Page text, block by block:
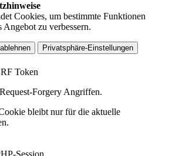
Cookies, um bestimmte Funktionen
zu verbessern.
Privatsphäre-Einstellungen
Token
Forgery Angriffen.
bleibt nur für die aktuelle